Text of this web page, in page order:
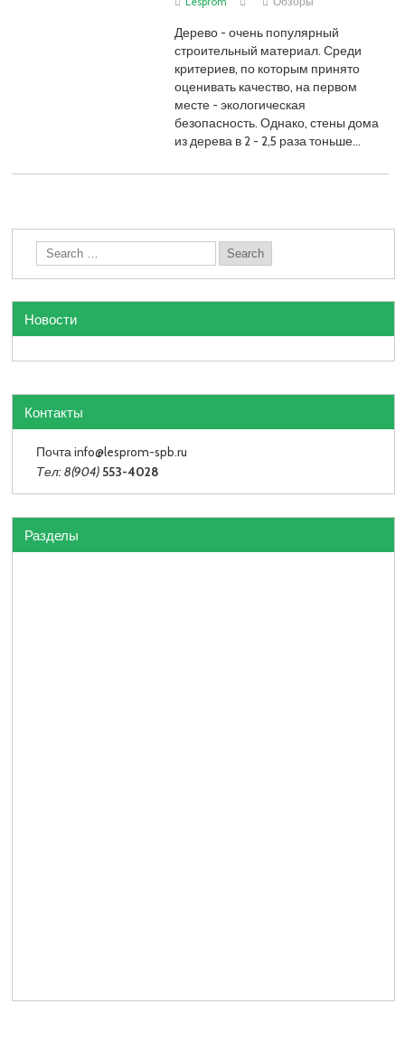
Дерево - очень популярный
строительный материал. Среди
критериев, по которым принято
оценивать качество, на первом
месте - экологическая
безопасность. Однако, стены дома
из дерева в 2 - 2,5 раза тоньше…
Новости
Контакты
Почта info@lesprom-spb.ru
Тел: 8(904) 553-4028
Разделы